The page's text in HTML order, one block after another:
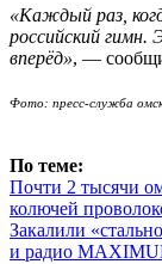
«Каждый раз,
российский гимн.
вперёд», —
Фото: пресс-служба
По теме:
Почти 2 тысячи
колючей
Закалили
и радио